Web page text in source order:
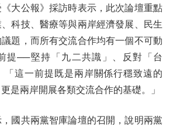
大公報》採訪時表示，此次論壇重點
科技、醫療等與兩岸經濟發展、民生
題，而所有交流合作均有一個不可動
提──堅持「九二共識」、反對「台
「這一前提既是兩岸關係行穩致遠的
更是兩岸開展各類交流合作的基礎。」
共兩黨智庫論壇的召開，說明兩黨